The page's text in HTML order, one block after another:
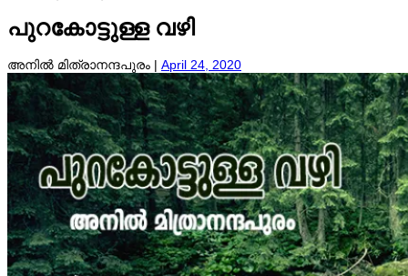
പുറകോട്ടുള്ള വഴി
അനിൽ മിത്രാനന്ദപുരം | April 24, 2020